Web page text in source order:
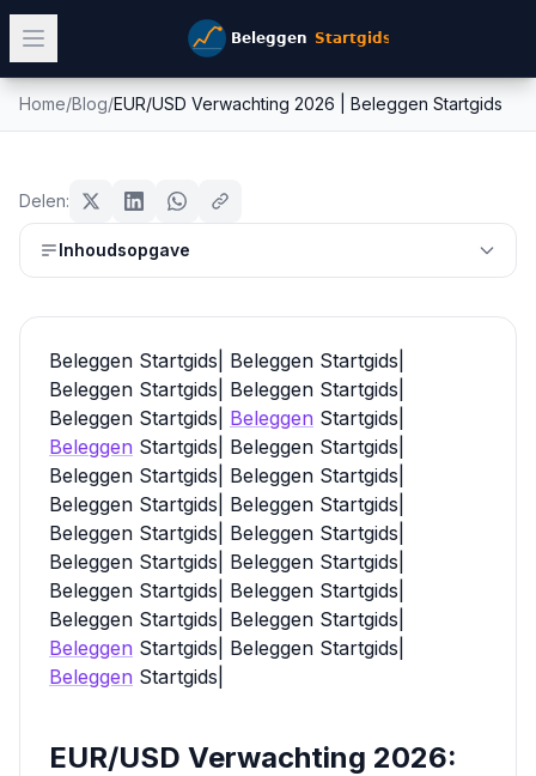
Home/Blog/EUR/USD Verwachting 2026 | Beleggen Startgids
Beleggen Startgids
11 mei 20268min leestijd
Delen:
Inhoudsopgave
Beleggen Startgids| Beleggen Startgids|
Beleggen Startgids| Beleggen Startgids|
Beleggen Startgids| Beleggen Startgids|
Beleggen Startgids| Beleggen Startgids|
Beleggen Startgids| Beleggen Startgids|
Beleggen Startgids| Beleggen Startgids|
Beleggen Startgids| Beleggen Startgids|
Beleggen Startgids| Beleggen Startgids|
Beleggen Startgids| Beleggen Startgids|
Beleggen Startgids| Beleggen Startgids|
Beleggen Startgids| Beleggen Startgids|
Beleggen Startgids|
EUR/USD Verwachting 2026: